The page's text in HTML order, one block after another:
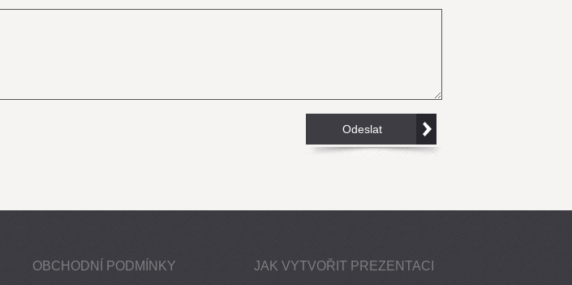
OBCHODNÍ PODMÍNKY JAK VYTVOŘIT PREZENTACI